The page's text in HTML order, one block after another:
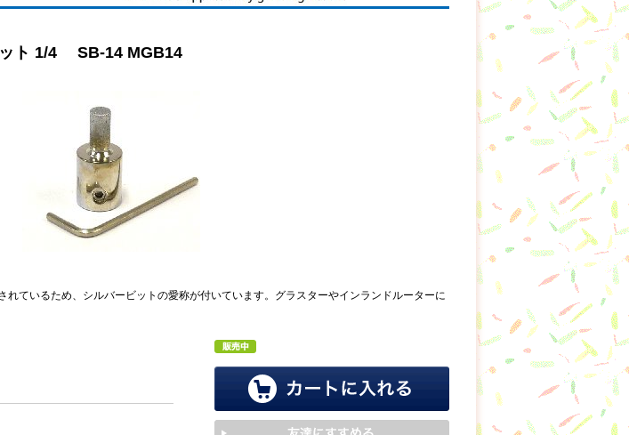
ット 1/4 SB-14 MGB14
れているため、シルバービットの愛称が付いています。グラスターやインランドルーターに